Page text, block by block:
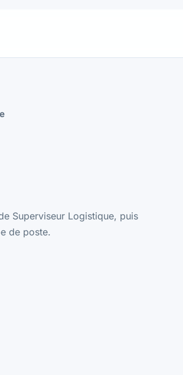
Superviseur Logistique, puis
de poste.